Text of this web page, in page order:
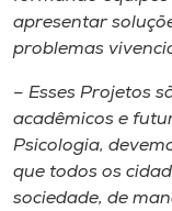
apresentar
problemas
– Esses Projetos
acadêmicos e
Psicologia,
que todos os
sociedade, de